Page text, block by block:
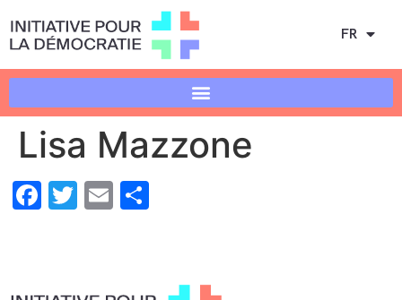
FR
Lisa Mazzone
Facebook
Twitter
Email